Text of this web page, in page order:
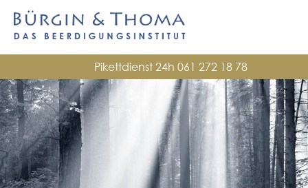
Pikettdienst 24h 061 272 18 78